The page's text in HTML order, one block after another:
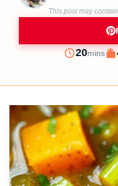
This post may
Prep
20mins